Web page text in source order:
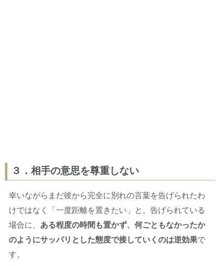
３．相手の意思を尊重しない
幸いながらまだ彼から完全に別れの言葉を告げられたわ
けではなく「一度距離を置きたい」と、告げられている
場合に、 ある程度の時間も置かず、何ごともなかったか
のようにサッパリとした態度で接していくのは逆効果で
す。